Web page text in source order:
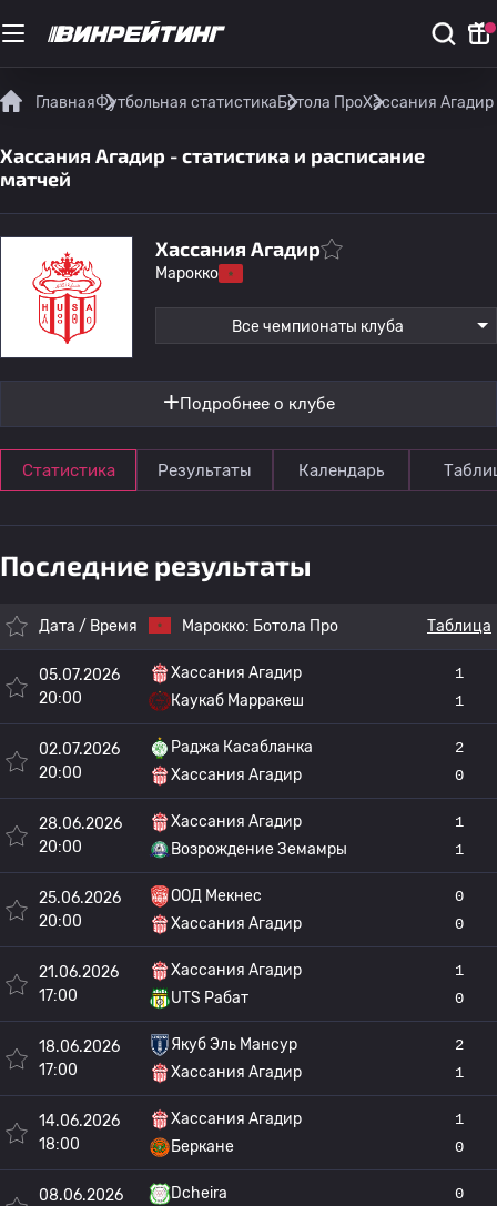
ГлавнаяФутбольная статистикаБотола ПроХассания
Хассания Агадир - статистика и расписание
матчей
Хассания Агадир
Марокко
Все чемпионаты клуба
Подробнее о клубе
Статистика Результаты Календарь
Последние результаты
Дата / Время Марокко: Ботола Про Таблица
05.07.2026
20:00
Хассания Агадир
Каукаб Марракеш
1
1
02.07.2026
20:00
Раджа Касабланка
Хассания Агадир
2
0
28.06.2026
20:00
Хассания Агадир
Возрождение Земамры
1
1
25.06.2026
20:00
ООД Мекнес
Хассания Агадир
0
0
21.06.2026
17:00
Хассания Агадир
UTS Рабат
1
0
18.06.2026
17:00
Якуб Эль Мансур
Хассания Агадир
2
1
14.06.2026
18:00
Хассания Агадир
Беркане
1
0
08.06.2026
Dcheira
0